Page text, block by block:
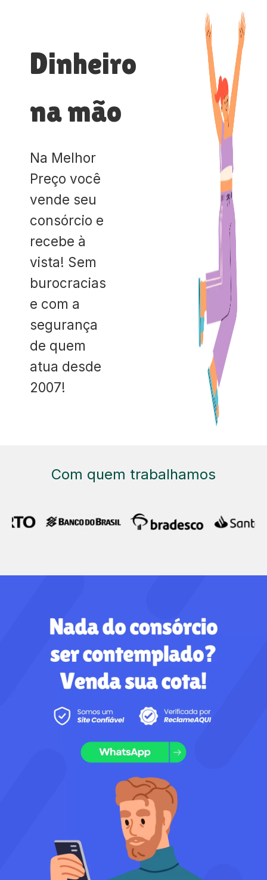
Dinheiro
na mão
Na Melhor
Preço você
vende seu
consórcio e
recebe à
vista! Sem
burocracias
e com a
segurança
de quem
atua desde
2007!
Com quem trabalhamos